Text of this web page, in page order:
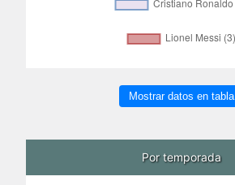
Mostrar datos en tabla
Por temporada